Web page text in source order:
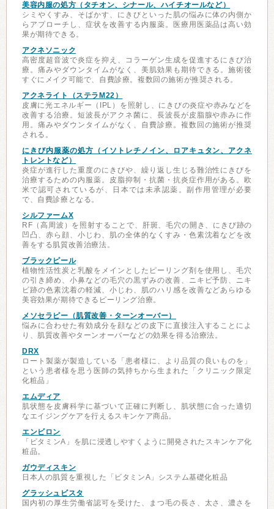
美容内服の処方（タチオン、シナール、ハイチオールなど）
シミやくすみ、そばかす、にきびといった肌の悩みに体の内側か
らアプローチし、症状を改善する内服薬。医療用医薬品は高い効
果が期待できる。
アクネソニック
高密度超音波で炎症を抑え、コラーゲン生成を促進するにきび治
療。痛みやダウンタイムがなく、美肌効果も期待できる。施術後
すぐにメイク可能で、自費診療。複数回の施術が推奨される。
アクネライト（ステラM22）
皮膚に光エネルギー（IPL）を照射し、にきびの炎症や赤みなどを
改善する治療。短波長がアクネ菌に、長波長が皮脂腺や赤みに作
用。痛みやダウンタイムがなく、自費診療。複数回の施術が推奨
される。
にきび内服薬の処方（イソトレチノイン、ロアキュタン、アクネ
トレントなど）
炎症が進行した重度のにきびや、繰り返し生じる難治性にきびを
治療するための内服薬。皮脂抑制・抗菌・抗炎症作用がある。欧
米で認可されているが、日本では未承認薬。副作用管理が必要
で、自費診療となる。
シルファームX
RF（高周波）を照射することで、肝斑、毛穴の開き、にきび跡の
凹凸、赤ら顔、小じわ、肌の全体的なくすみ・色素沈着などを改
善をする肌質改善治療法。
ブラックピール
植物性活性炭と乳酸をメインとしたピーリング剤を使用し、毛穴
の引き締め、小鼻などの毛穴の黒ずみの改善、ニキビ予防、ニキ
ビ跡の色素沈着の軽減、小じわ、肌のハリ感を改善などあらゆる
美容効果が期待できるピーリング治療。
メソセラピー（肌質改善・ターンオーバー）
悩みに合わせた有効成分を顔などの皮下に直接注入することによ
り、肌質改善やターンオーバーなどの効果を得る治療法。
DRX
ロート製薬が製造している「患者様に、より品質の良いものを」
という患者様を思う医師の気持ちから生まれた「クリニック限定
化粧品」
エムディア
肌状態を皮膚科学に基づいて正確に判断し、肌状態に合った適切
なエイジングケアを行えるスキンケア商品。
エンビロン
「ビタミンA」を肌に浸透しやすくように開発されたスキンケア化
粧品。
ガウディスキン
日本人の肌質を重視した「ビタミンA」システム基礎化粧品
グラッシュビスタ
国内初の厚生労働省認可を受けた、まつ毛の長さ、太さ、濃さを